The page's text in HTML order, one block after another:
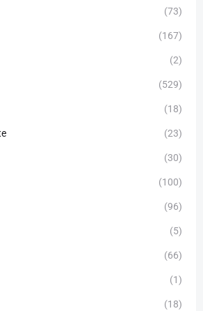
(73)
(167)
(2)
(529)
(18)
(23)
(30)
(100)
(96)
(5)
(66)
(1)
(18)